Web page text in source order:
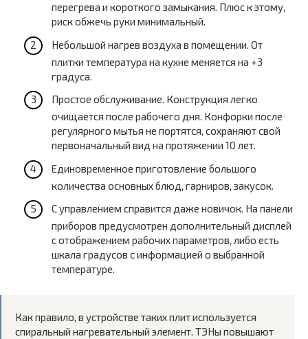
перегрева и короткого замыкания. Плюс к этому,
риск обжечь руки минимальный.
Небольшой нагрев воздуха в помещении. От
плитки температура на кухне меняется на +3
градуса.
Простое обслуживание. Конструкция легко
очищается после рабочего дня. Конфорки после
регулярного мытья не портятся, сохраняют свой
первоначальный вид на протяжении 10 лет.
Единовременное приготовление большого
количества основных блюд, гарниров, закусок.
С управлением справится даже новичок. На панели
приборов предусмотрен дополнительный дисплей
с отображением рабочих параметров, либо есть
шкала градусов с информацией о выбранной
температуре.
Как правило, в устройстве таких плит используется
спиральный нагревательный элемент. ТЭНы повышают